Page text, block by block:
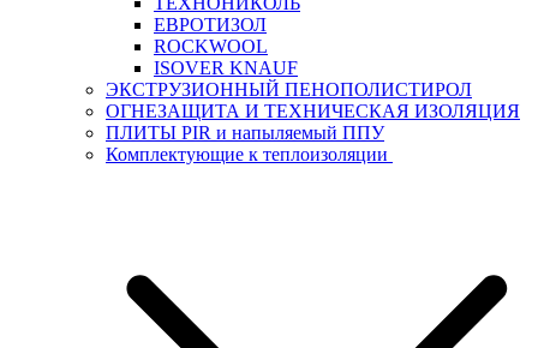
ЕВРОТИЗОЛ
ROCKWOOL
ISOVER KNAUF
ЭКСТРУЗИОННЫЙ ПЕНОПОЛИСТИРОЛ
ОГНЕЗАЩИТА И ТЕХНИЧЕСКАЯ ИЗОЛЯЦИЯ
ПЛИТЫ PIR и напыляемый ППУ
Комплектующие к теплоизоляции